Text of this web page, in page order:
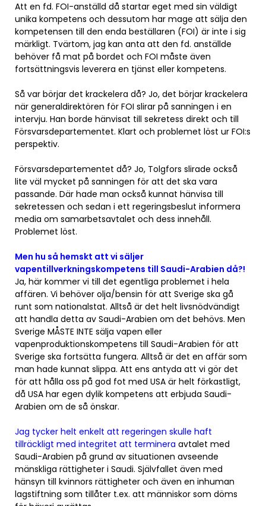
Att en fd. FOI-anställd då startar eget med sin väldigt
unika kompetens och dessutom har mage att sälja den
kompetensen till den enda beställaren (FOI) är inte i sig
märkligt. Tvärtom, jag kan anta att den fd. anställde
behöver få mat på bordet och FOI måste även
fortsättningsvis leverera en tjänst eller kompetens.
Så var börjar det krackelera då? Jo, det börjar krackelera
när generaldirektören för FOI slirar på sanningen i en
intervju. Han borde hänvisat till sekretess direkt och till
Försvarsdepartementet. Klart och problemet löst ur FOI:s
perspektiv.
Försvarsdepartementet då? Jo, Tolgfors slirade också
lite väl mycket på sanningen för att det ska vara
passande. Där hade man också kunnat hänvisa till
sekretessen och sedan i ett regeringsbeslut informera
media om samarbetsavtalet och dess innehåll.
Problemet löst.
Men hu så hemskt att vi säljer
vapentillverkningskompetens till Saudi-Arabien då?!
Ja, här kommer vi till det egentliga problemet i hela
affären. Vi behöver olja/bensin för att Sverige ska gå
runt som nationalstat. Alltså är det helt livsnödvändigt
att handla detta av Saudi-Arabien om det behövs. Men
Sverige MÅSTE INTE sälja vapen eller
vapenproduktionskompetens till Saudi-Arabien för att
Sverige ska fortsätta fungera. Alltså är det en affär som
man hade kunnat slippa. Att ens antyda att vi gör det
för att hålla oss på god fot med USA är helt förkastligt,
då USA har egen dylik kompetens att erbjuda Saudi-
Arabien om de så önskar.
Jag tycker helt enkelt att regeringen skulle haft
tillräckligt med integritet att terminera avtalet med
Saudi-Arabien på grund av situationen avseende
mänskliga rättigheter i Saudi. Självfallet även med
hänsyn till kvinnors rättigheter och även en inhuman
lagstiftning som tillåter t.ex. att människor som döms